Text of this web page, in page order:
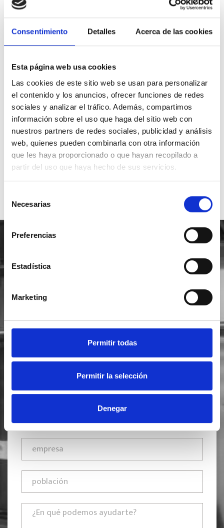
Consentimiento Detalles Acerca de las cookies
Esta página web usa cookies
Las cookies de este sitio web se usan para personalizar
el contenido y los anuncios, ofrecer funciones de redes
sociales y analizar el tráfico. Además, compartimos
información sobre el uso que haga del sitio web con
nuestros partners de redes sociales, publicidad y análisis
web, quienes pueden combinarla con otra información
que les haya proporcionado o que hayan recopilado a
partir del uso que haya hecho de sus servicios.
consentimiento
Necesarias
Preferencias
Estadística
Marketing
Permitir todas
Permitir la selección
Denegar
Teléfono de contacto
91 797 29 26
Whatsapp
649 872 833
Nuestra central
C.Regordoño 10 28936 Móstoles -
Madrid
Síguenos en Redes Sociales